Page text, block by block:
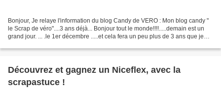
Bonjour, Je relaye l'information du blog Candy de VERO : Mon blog candy "
le Scrap de véro"....3 ans déjà... Bonjour tout le monde!!!!.....demain est un
grand jour. ... .le 1er décembre .....et cela fera un peu plus de 3 ans que je
Découvrez et gagnez un Niceflex, avec la
scrapastuce !